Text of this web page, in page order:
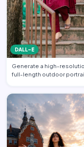
DALL-E
Generate a high-
full-length outdoor